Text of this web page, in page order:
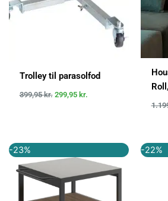
Trolley til parasolfod
399,95kr. 299,95 kr.
-23%
oprindelige
var:
aktuelle
pris
er:
-22%